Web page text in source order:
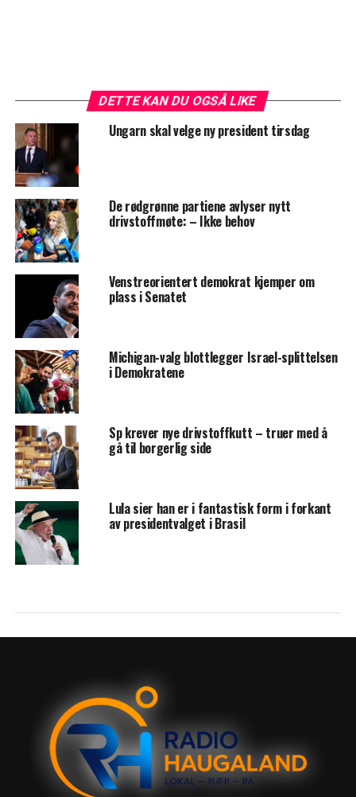
DETTE KAN DU OGSÅ LIKE
Ungarn skal velge ny president tirsdag
De rødgrønne partiene avlyser nytt
drivstoffmøte: – Ikke behov
Venstreorientert demokrat kjemper om
plass i Senatet
Michigan-valg blottlegger Israel-splittelsen
i Demokratene
Sp krever nye drivstoffkutt – truer med å
gå til borgerlig side
Lula sier han er i fantastisk form i forkant
av presidentvalget i Brasil